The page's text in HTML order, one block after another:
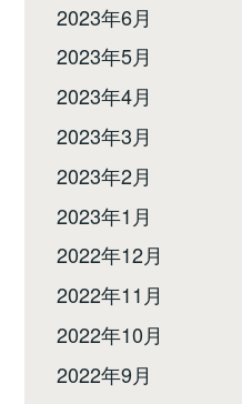
2023年6月
2023年5月
2023年4月
2023年3月
2023年2月
2023年1月
2022年12月
2022年11月
2022年10月
2022年9月